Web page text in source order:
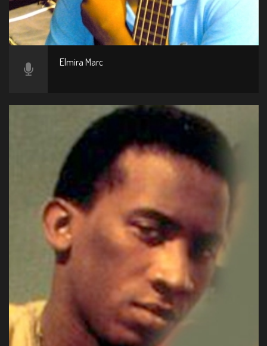
Elmira Marc